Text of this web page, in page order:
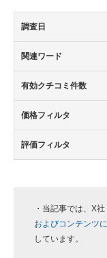
調査日
関連ワード
有効クチコミ件数
価格フィルタ
評価フィルタ
・当記事では、X
およびコンテンツ
しています。